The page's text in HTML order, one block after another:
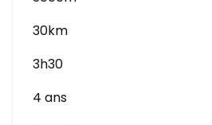
30km
3h30
4 ans